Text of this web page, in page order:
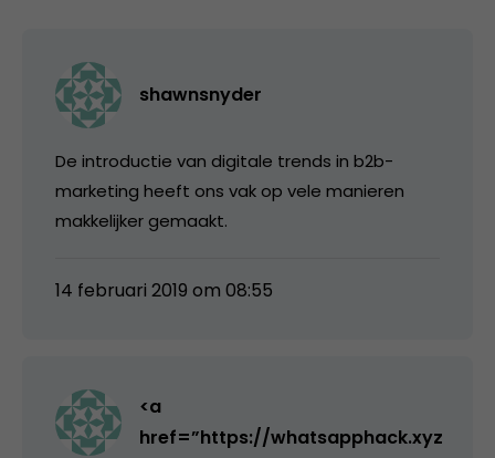
shawnsnyder
De introductie van digitale trends in b2b-
marketing heeft ons vak op vele manieren
makkelijker gemaakt.
14 februari 2019 om 08:55
<a
href=”https://whatsapphack.xyz